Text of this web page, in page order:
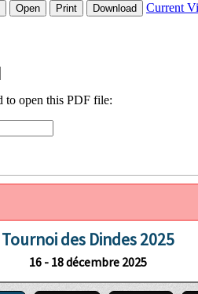
Tournoi des Dindes 2025
16 - 18 décembre 2025